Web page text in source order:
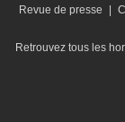
Revue de presse
Retrouvez tous les